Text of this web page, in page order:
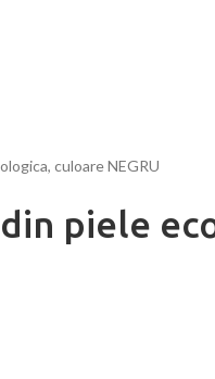
culoare NEGRU
piele